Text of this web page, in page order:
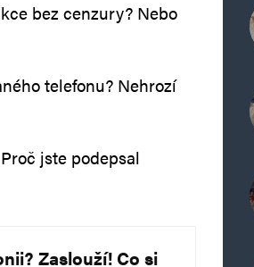
bez cenzury? Nebo
telefonu? Nehrozí
jste podepsal
Zaslouží! Co si